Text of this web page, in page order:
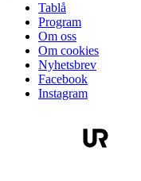
Tablå
Program
Om oss
Om cookies
Nyhetsbrev
Facebook
Instagram